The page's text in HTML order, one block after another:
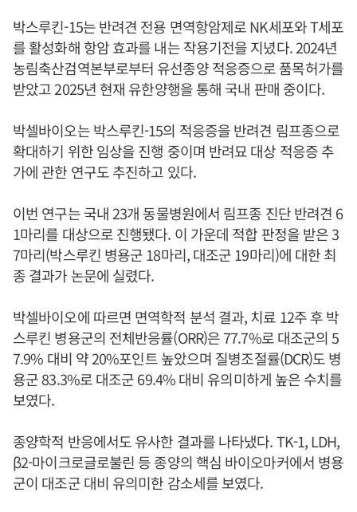
박스루킨-15는 반려견 전용 면역항암제로 NK세포와 T세포
를 활성화해 항암 효과를 내는 작용기전을 지녔다. 2024년
농림축산검역본부로부터 유선종양 적응증으로 품목허가를
받았고 2025년 현재 유한양행을 통해 국내 판매 중이다.
박셀바이오는 박스루킨-15의 적응증을 반려견 림프종으로
확대하기 위한 임상을 진행 중이며 반려묘 대상 적응증 추
가에 관한 연구도 추진하고 있다.
이번 연구는 국내 23개 동물병원에서 림프종 진단 반려견 6
1마리를 대상으로 진행됐다. 이 가운데 적합 판정을 받은 3
7마리(박스루킨 병용군 18마리, 대조군 19마리)에 대한 최
종 결과가 논문에 실렸다.
박셀바이오에 따르면 면역학적 분석 결과, 치료 12주 후 박
스루킨 병용군의 전체반응률(ORR)은 77.7%로 대조군의 5
7.9% 대비 약 20%포인트 높았으며 질병조절률(DCR)도 병
용군 83.3%로 대조군 69.4% 대비 유의미하게 높은 수치를
보였다.
종양학적 반응에서도 유사한 결과를 나타냈다. TK-1, LDH,
β2-마이크로글로불린 등 종양의 핵심 바이오마커에서 병용
군이 대조군 대비 유의미한 감소세를 보였다.